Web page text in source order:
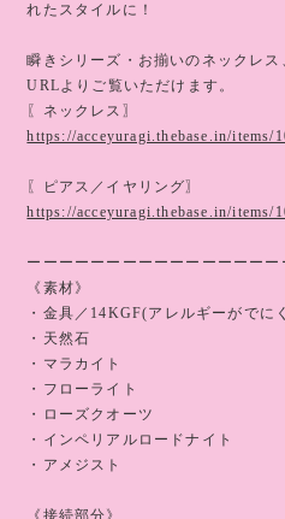
れたスタイルに！
瞬きシリーズ・お揃いのネックレ
URLよりご覧いただけます。
〖ネックレス〗
https://acceyuragi.thebase.in/items/
〖ピアス／イヤリング〗
https://acceyuragi.thebase.in/items/
ーーーーーーーーーーーーーーーー
《素材》
・金具／14KGF(アレルギーがでに
・天然石
・マラカイト
・フローライト
・ローズクオーツ
・インペリアルロードナイト
・アメジスト